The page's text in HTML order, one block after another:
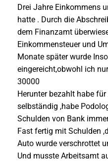
Drei Jahre Einkommens
hatte . Durch die
dem Finanzamt
Einkommensteuer und
Monate später wurde
eingereicht,obwohl ich
30000
Herunter bezahlt habe
selbständig ,habe
Schulden von Bank
Fast fertig mit Schulden
Auto wurde verschrottet
Und musste Arbeitsamt